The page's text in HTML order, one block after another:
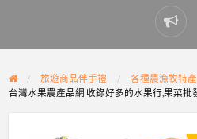
旅遊商品伴手禮
各種農漁牧特產
台灣水果農產品網 收錄好多的水果行,果菜批